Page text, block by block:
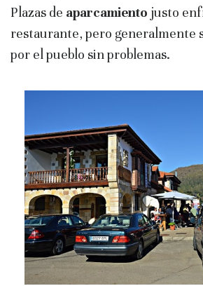
Plazas de aparcamiento justo
restaurante, pero generalmente
por el pueblo sin problemas.